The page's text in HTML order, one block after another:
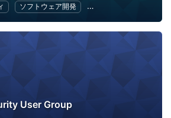
ソフトウェア開発 オープンソース
User Group